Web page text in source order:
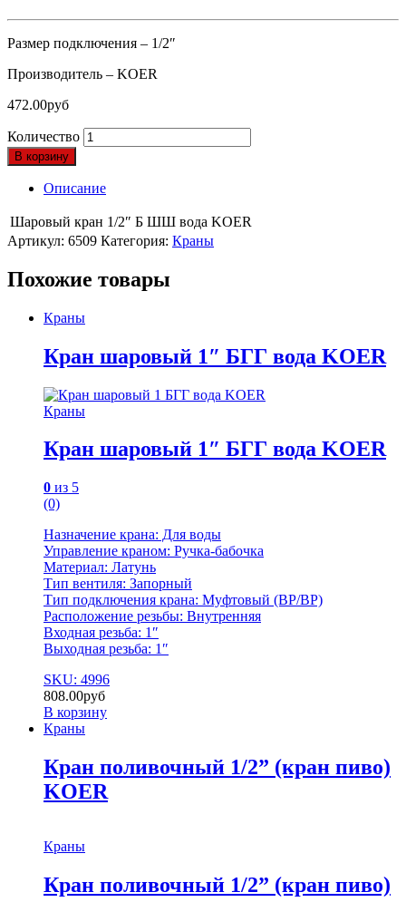
Размер подключения – 1/2″
Производитель – KOER
472.00руб
Количество
В корзину
Описание
Шаровый кран 1/2″ Б ШШ вода KOER
Артикул: 6509 Категория: Краны
Похожие товары
Краны
Кран шаровый 1″ БГГ вода KOER
Краны
Кран шаровый 1″ БГГ вода KOER
0 из 5
(0)
Назначение крана: Для воды
Управление краном: Ручка-бабочка
Материал: Латунь
Тип вентиля: Запорный
Тип подключения крана: Муфтовый (BР/BР)
Расположение резьбы: Внутренняя
Входная резьба: 1″
Выходная резьба: 1″
SKU: 4996
808.00руб
В корзину
Краны
Кран поливочный 1/2” (кран пиво)
KOER
Краны
Кран поливочный 1/2” (кран пиво)